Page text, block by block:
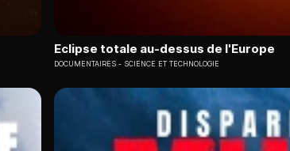
Eclipse totale au-dessus de l'Europe
DOCUMENTAIRES SCIENCE ET TECHNOLOGIE